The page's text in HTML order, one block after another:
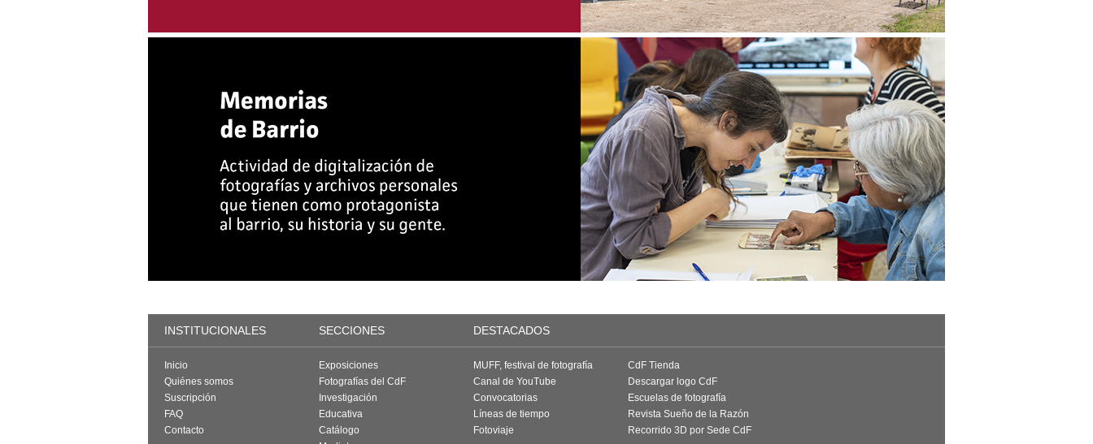
INSTITUCIONALES SECCIONES DESTACADOS
Inicio
Quiénes somos
Suscripción
FAQ
Contacto
Exposiciones
Fotografías del CdF
Investigación
Educativa
Catálogo
MUFF, festival de fotografía
Canal de YouTube
Convocatorias
Líneas de tiempo
Fotoviaje
CdF Tienda
Descargar logo CdF
Escuelas de fotografía
Revista Sueño de la Razón
Recorrido 3D por Sede CdF